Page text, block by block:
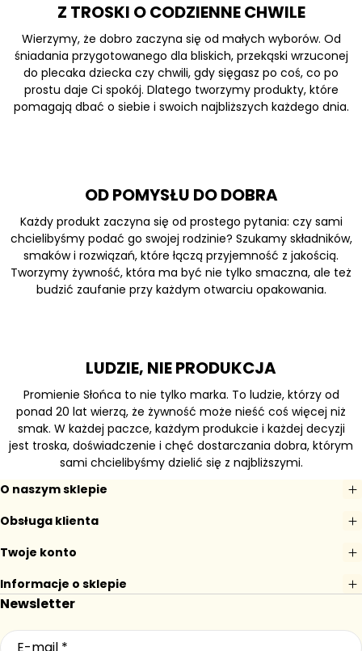
Z TROSKI O CODZIENNE CHWILE
Wierzymy, że dobro zaczyna się od małych wyborów. Od
śniadania przygotowanego dla bliskich, przekąski wrzuconej
do plecaka dziecka czy chwili, gdy sięgasz po coś, co po
prostu daje Ci spokój. Dlatego tworzymy produkty, które
pomagają dbać o siebie i swoich najbliższych każdego dnia.
OD POMYSŁU DO DOBRA
Każdy produkt zaczyna się od prostego pytania: czy sami
chcielibyśmy podać go swojej rodzinie? Szukamy składników,
smaków i rozwiązań, które łączą przyjemność z jakością.
Tworzymy żywność, która ma być nie tylko smaczna, ale też
budzić zaufanie przy każdym otwarciu opakowania.
LUDZIE, NIE PRODUKCJA
Promienie Słońca to nie tylko marka. To ludzie, którzy od
ponad 20 lat wierzą, że żywność może nieść coś więcej niż
smak. W każdej paczce, każdym produkcie i każdej decyzji
jest troska, doświadczenie i chęć dostarczania dobra, którym
sami chcielibyśmy dzielić się z najbliższymi.
O naszym sklepie
Obsługa klienta
Twoje konto
Informacje o sklepie
Newsletter